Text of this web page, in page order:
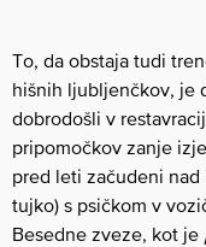
To, da obstaja tudi
hišnih ljubljenčkov, je
dobrodošli v
pripomočkov zanje
pred leti začudeni
tujko) s psičkom v
Besedne zveze, kot je